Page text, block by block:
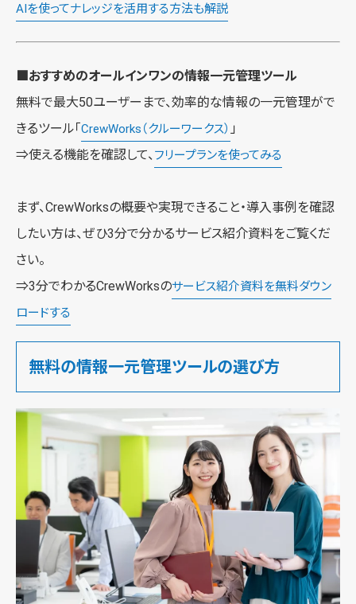
AIを使ってナレッジを活用する方法も解説
■おすすめのオールインワンの情報一元管理ツール
無料で最大50ユーザーまで、効率的な情報の一元管理がで
きるツール「CrewWorks（クルーワークス） 」
⇒使える機能を確認して、フリープランを使ってみる
まず、CrewWorksの概要や実現できること・導入事例を確認
したい方は、ぜひ3分で分かるサービス紹介資料をご覧くだ
さい。
⇒3分でわかるCrewWorksのサービス紹介資料を無料ダウン
ロードする
無料の情報一元管理ツールの選び方